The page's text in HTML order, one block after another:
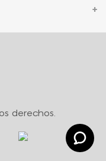
+
derechos.